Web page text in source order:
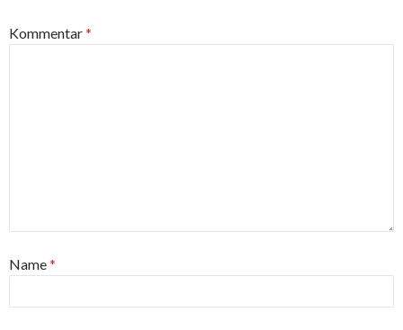
Kommentar*
Name*